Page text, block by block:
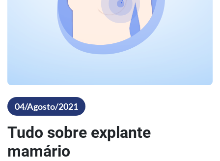
04/Agosto/2021
Tudo sobre explante
mamário